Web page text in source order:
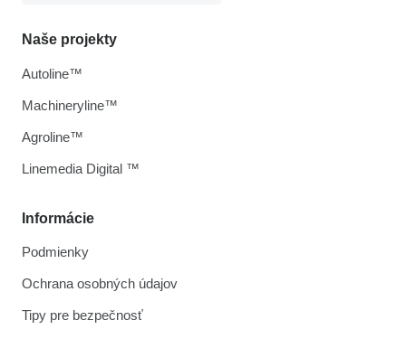
Informácie
Podmienky
Ochrana osobných údajov
Tipy pre bezpečnosť
Naše projekty
Autoline™
Machineryline™
Agroline™
Linemedia Digital ™